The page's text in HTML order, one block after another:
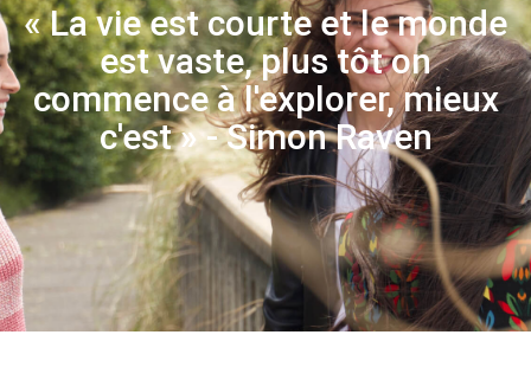
« La vie est courte et le monde
est vaste, plus tôt on
commence à l'explorer, mieux
c'est » - Simon Raven